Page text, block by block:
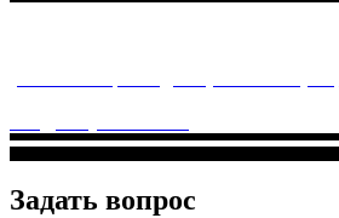
Задать вопрос